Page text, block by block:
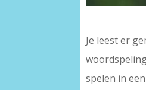
Je leest er
spelen in